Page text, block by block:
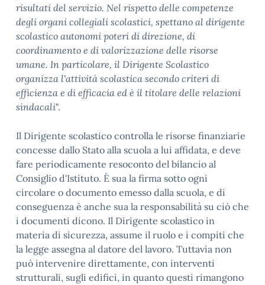
risultati del servizio. Nel rispetto delle competenze
degli organi collegiali scolastici, spettano al dirigente
scolastico autonomi poteri di direzione, di
coordinamento e di valorizzazione delle risorse
umane. In particolare, il Dirigente Scolastico
organizza l'attività scolastica secondo criteri di
efficienza e di efficacia ed è il titolare delle relazioni
sindacali".
Il Dirigente scolastico controlla le risorse finanziarie
concesse dallo Stato alla scuola a lui affidata, e deve
fare periodicamente resoconto del bilancio al
Consiglio d'Istituto. È sua la firma sotto ogni
circolare o documento emesso dalla scuola, e di
conseguenza è anche sua la responsabilità su ciò che
i documenti dicono. Il Dirigente scolastico in
materia di sicurezza, assume il ruolo e i compiti che
la legge assegna al datore del lavoro. Tuttavia non
può intervenire direttamente, con interventi
strutturali, sugli edifici, in quanto questi rimangono